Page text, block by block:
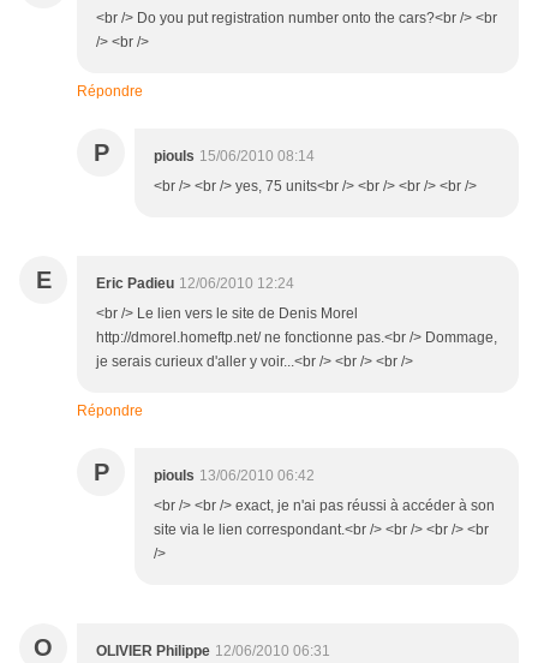
<br /> Do you put registration number onto the cars?<br /> <br
/> <br />
Répondre
P piouls 15/06/2010 08:14
<br /> <br /> yes, 75 units<br /> <br /> <br /> <br />
E Eric Padieu 12/06/2010 12:24
<br /> Le lien vers le site de Denis Morel
http://dmorel.homeftp.net/ ne fonctionne pas.<br /> Dommage,
je serais curieux d'aller y voir...<br /> <br /> <br />
Répondre
P piouls 13/06/2010 06:42
<br /> <br /> exact, je n'ai pas réussi à accéder à son
site via le lien correspondant.<br /> <br /> <br /> <br
/>
O OLIVIER Philippe 12/06/2010 06:31